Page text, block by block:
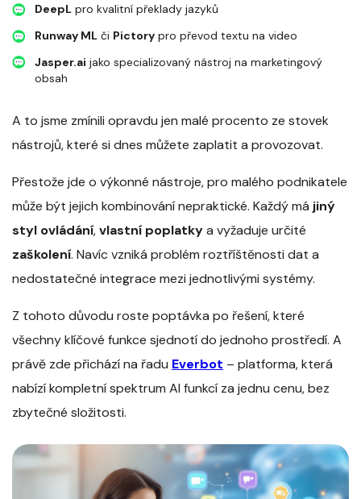
DeepL pro kvalitní překlady jazyků
Runway ML či Pictory pro převod textu na video
Jasper.ai jako specializovaný nástroj na marketingový
obsah
A to jsme zmínili opravdu jen malé procento ze stovek
nástrojů, které si dnes můžete zaplatit a provozovat.
Přestože jde o výkonné nástroje, pro malého podnikatele
může být jejich kombinování nepraktické. Každý má jiný
styl ovládání,vlastní poplatkya vyžaduje určité
zaškolení. Navíc vzniká problém roztříštěnosti dat a
nedostatečné integrace mezi jednotlivými systémy.
Z tohoto důvodu roste poptávka po řešení, které
všechny klíčové funkce sjednotí do jednoho prostředí. A
právě zde přichází na řadu Everbot – platforma, která
nabízí kompletní spektrum AI funkcí za jednu cenu, bez
zbytečné složitosti.